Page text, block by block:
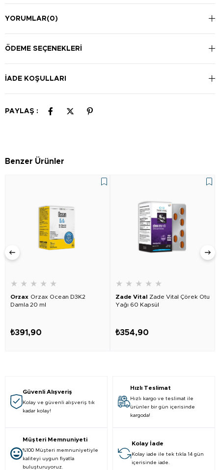
Kullanım Şekli:
Her kullanımdan önce şişeyi çalkalayın ve dozaj kabıyla doğru
uygulayın.
YORUMLAR(0)
ÖDEME SEÇENEKLERI
İADE KOŞULLARI
PAYLAŞ :
Benzer Ürünler
★ ★ ★ ★ ★
Orzax Orzax Ocean D3K2
Damla 20 ml
₺391,90
★ ★ ★ ★ ★
Zade Vital Zade Vital Çörek Otu
Yağı 60 Kapsül
₺354,90
Güvenli Alışveriş
Kolay ve güvenli alışveriş tık
kadar kolay!
Hızlı Teslimat
Hızlı kargo ve teslimat ile
ürünler bir gün içerisinde
kargoda!
Müşteri Memnuniyeti
%100 Müşteri memnuniyetiyle
kaliteyi uygun fiyatla
buluşturuyoruz.
Kolay İade
Kolay iade ile tek tıkla 14 gün
içerisinde iade.